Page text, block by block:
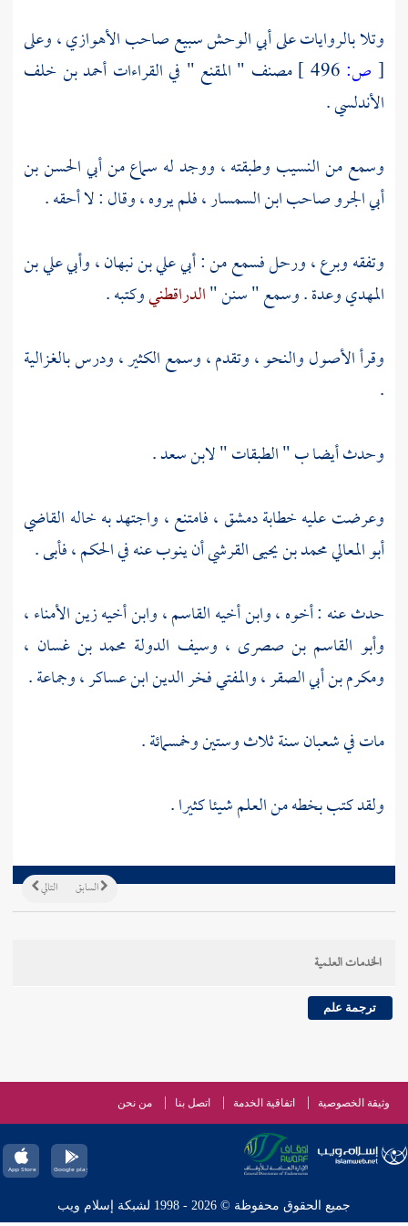
وتلا بالروايات علىأبي الوحش سبيع صاحب الأهوازي، وعلى
[ ص: مصنف " المقنع " في القراءات أحمد بن خلف
الأندلسي.
وسمع منالنسيب وطبقته ، ووجد له سماع منأبي الحسن بن
أبي الجرو صاحب ابن السمسار، فلم يروه ، وقال : لا أحقه .
وتفقه وبرع ، ورحل فسمع من :أبي علي بن نبهان،وأبي علي بن
المهديوعدة . وسمع " سنن "الدراقطنيوكتبه .
وقرأ الأصول والنحو ، وتقدم ، وسمع الكثير ، ودرس بالغزالية
.
وحدث أيضا ب " الطبقات "لابن سعد.
وعرضت عليه خطابةدمشق، فامتنع ، واجتهد به خاله القاضي
أبو المعالي محمد بن يحيى القرشيأن ينوب عنه في الحكم ، فأبى .
حدث عنه : أخوه ، وابن أخيهالقاسم، وابن أخيهزين الأمناء،
وأبو القاسم بن صصرى ، وسيف الدولة محمد بن غسان ،
ومكرم بن أبي الصقر،والمفتي فخر الدين ابن عساكر، وجماعة .
مات في شعبان سنة ثلاث وستين وخمسمائة .
ولقد كتب بخطه من العلم شيئا كثيرا .
التالي السابق
الخدمات العلمية
ترجمة علم
وثيقة الخصوصية اتفاقية الخدمة اتصل بنا من نحن
جميع الحقوق محفوظة © 2026 - 1998 لشبكة إسلام ويب